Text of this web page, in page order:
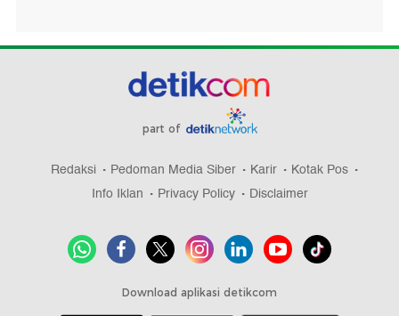
part of
Redaksi Pedoman Media Siber Karir
Kotak Pos
Info Iklan
Privacy Policy Disclaimer
Download aplikasi detikcom